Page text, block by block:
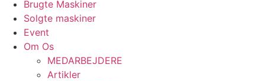
Brugte Maskiner
Solgte maskiner
Event
Om Os
MEDARBEJDERE
Artikler